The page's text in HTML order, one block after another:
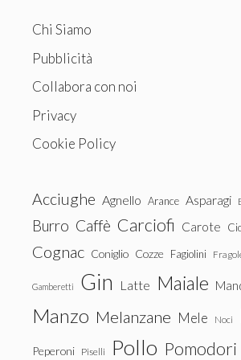
Chi Siamo
Pubblicità
Collabora con noi
Privacy
Cookie Policy
Acciughe Agnello Arance Asparagi
Burro Caffè Carciofi Carote
Cognac Coniglio Cozze Fagiolini
Gamberetti Gin Latte Maiale
Manzo Melanzane Mele Noci
Peperoni Piselli Pollo Pomodori